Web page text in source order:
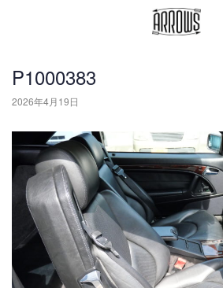
P1000383
2026年4月19日